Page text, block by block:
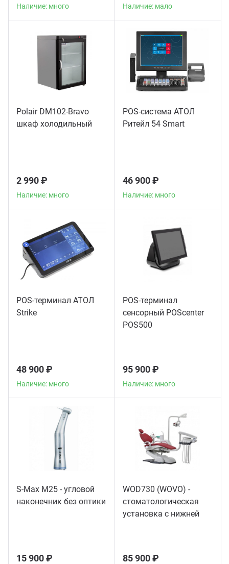
Наличие: много Наличие: мало
Polair DM102-Bravo
шкаф холодильный
2 990 ₽
Наличие: много
POS-система АТОЛ
Ритейл 54 Smart
46 900 ₽
Наличие: много
POS-терминал АТОЛ
Strike
48 900 ₽
Наличие: много
POS-терминал
сенсорный POScenter
POS500
95 900 ₽
Наличие: много
S-Max M25 - угловой
наконечник без оптики
15 900 ₽
WOD730 (WOVO) -
стоматологическая
установка с нижней
85 900 ₽